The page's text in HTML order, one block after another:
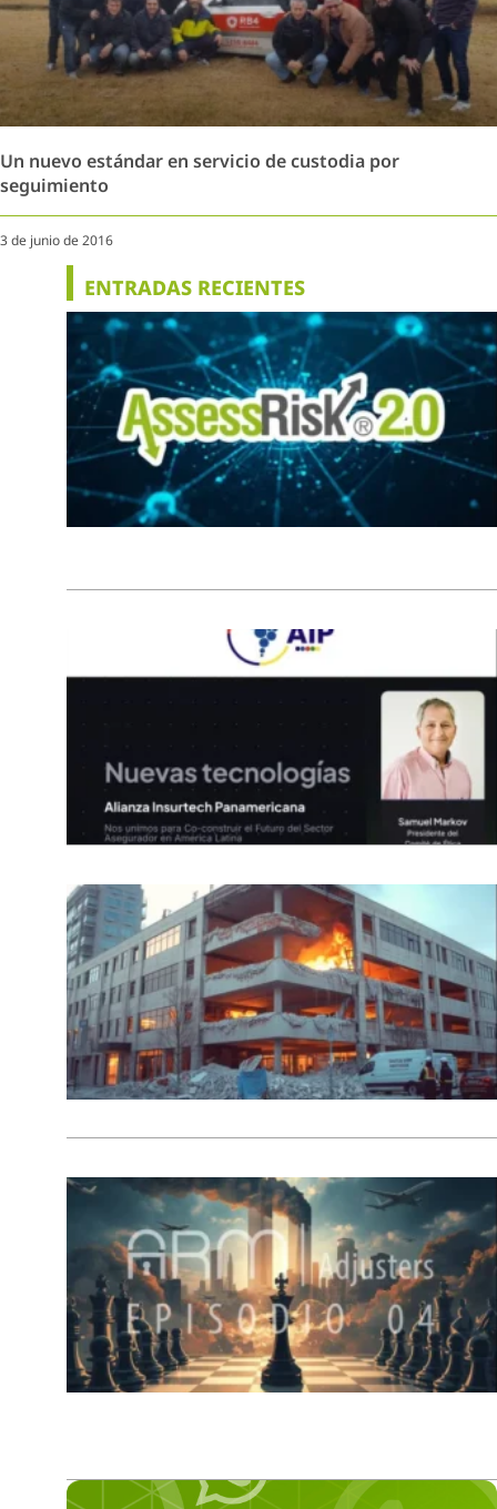
Un nuevo estándar en servicio de custodia por
seguimiento
3 de junio de 2016
ENTRADAS RECIENTES